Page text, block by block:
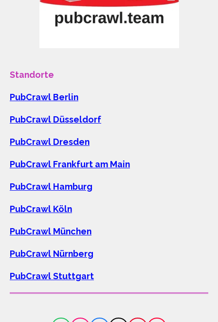
Standorte
PubCrawl Berlin
PubCrawl Düsseldorf
PubCrawl Dresden
PubCrawl Frankfurt am Main
PubCrawl Hamburg
PubCrawl Köln
PubCrawl München
PubCrawl Nürnberg
PubCrawl Stuttgart